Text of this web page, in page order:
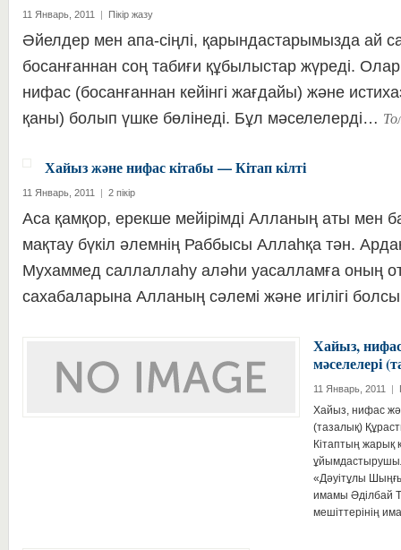
11 Январь, 2011 | Пікір жазу
Әйелдер мен апа-сіңлі, қарындастарымызда ай
босанғаннан соң табиғи құбылыстар жүреді.
нифас (босанғаннан кейінгі жағдайы) және
қаны) болып үшке бөлінеді. Бұл мәселелерді…
Хайыз және нифас кітабы — Кітап кілті
11 Январь, 2011 | 2 пікір
Аса қамқор, ерекше мейірімді Алланың аты мен
мақтау бүкіл әлемнің Раббысы Аллаһқа тән.
Мухаммед саллаллаһу аләһи уасалламға оның
сахабаларына Алланың сәлемі және игілігі
Хайыз,
мәселелері
11 Январь, 2011 |
Хайыз, нифас
(тазалық)
Кітаптың жарық
«Дәуітұлы
имамы Әділбай
мешіттерінің